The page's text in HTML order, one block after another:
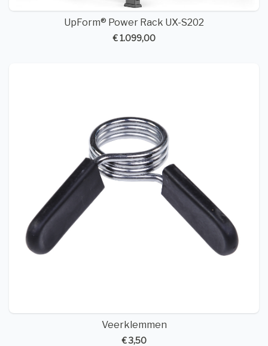
UpForm® Power Rack UX-S202
€ 1.099,00
Veerklemmen
€ 3,50